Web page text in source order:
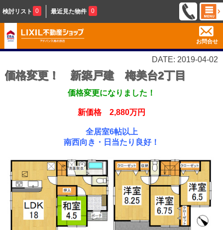
検討リスト 0 最近見た物件 0
お問合せ
DATE: 2019-04-02
価格変更！ 新築戸建 梅美台2丁目
価格変更になりました！
新価格 2,880万円
全居室6帖以上
南西向き・日当たり良好！